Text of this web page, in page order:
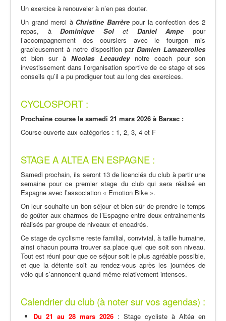
Un exercice à renouveler à n’en pas douter.
Un grand merci à Christine Barrèrepour la confection des 2
repas, àDominique Solet Daniel Ampe
pour
l’accompagnement des coursiers avec le fourgon mis
gracieusement à notre disposition parDamien Lamazerolles
et bien sur àNicolas Lecaudeynotre coach pour son
investissement dans l’organisation sportive de ce stage et ses
conseils qu’il a pu prodiguer tout au long des exercices.
CYCLOSPORT :
Prochaine course le samedi 21 mars 2026 à Barsac :
Course ouverte aux catégories : 1, 2, 3, 4 et F
STAGE A ALTEA EN ESPAGNE :
Samedi prochain, ils seront 13 de licenciés du club à partir une
semaine pour ce premier stage du club qui sera réalisé en
Espagne avec l’association « Emotion Bike ».
On leur souhaite un bon séjour et bien sûr de prendre le temps
de goûter aux charmes de l’Espagne entre deux entrainements
réalisés par groupe de niveaux et encadrés.
Ce stage de cyclisme reste familial, convivial, à taille humaine,
ainsi chacun pourra trouver sa place quel que soit son niveau.
Tout est réuni pour que ce séjour soit le plus agréable possible,
et que la détente soit au rendez-vous après les journées de
vélo qui s’annoncent quand même relativement intenses.
Calendrier du club (à noter sur vos agendas) :
Du 21 au 28 mars 2026 : Stage cycliste à Altéa en